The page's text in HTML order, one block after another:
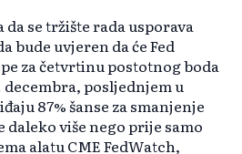
se tržište rada usporava
bude uvjeren da će Fed
za četvrtinu postotnog boda
decembra, posljednjem u
87% šanse za smanjenje
daleko više nego prije samo
alatu CME FedWatch,